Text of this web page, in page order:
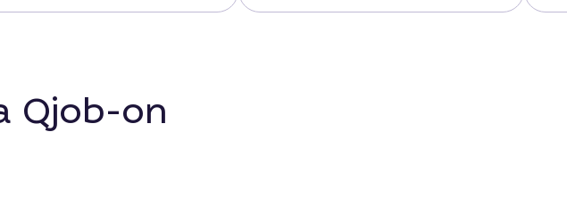
megtalálják a
Qjob-on